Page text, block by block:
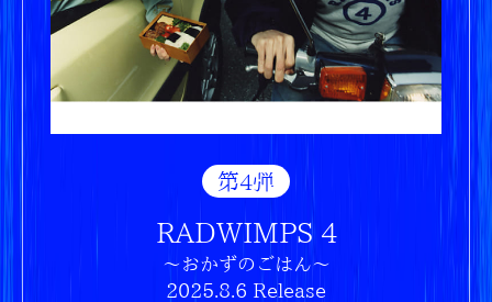
第4弾
RADWIMPS 4
〜おかずのごはん〜
2025.8.6 Release